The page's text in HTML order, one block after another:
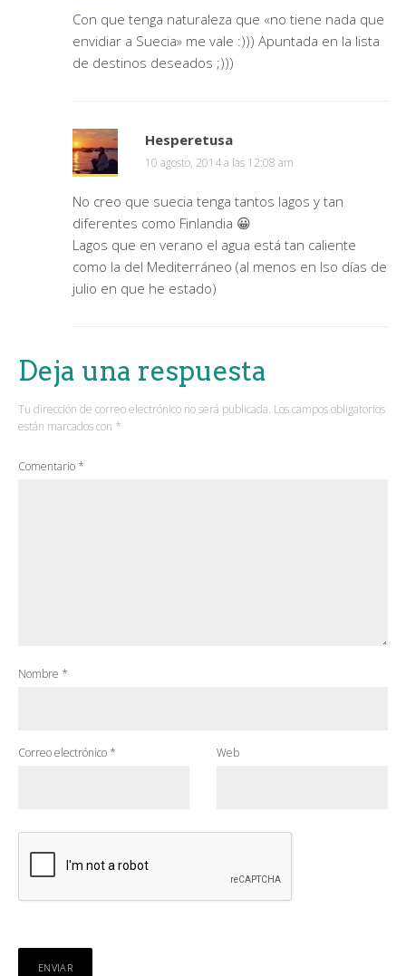
Con que tenga naturaleza que «no tiene nada que
envidiar a Suecia» me vale :))) Apuntada en la lista
de destinos deseados ;)))
Hesperetusa
10 agosto, 2014 a las 12:08 am
No creo que suecia tenga tantos lagos y tan
diferentes como Finlandia 😀
Lagos que en verano el agua está tan caliente
como la del Mediterráneo (al menos en lso días de
julio en que he estado)
Deja una respuesta
Tu dirección de correo electrónico no será publicada. Los campos obligatorios
están marcados con *
Comentario *
Nombre *
Correo electrónico * Web